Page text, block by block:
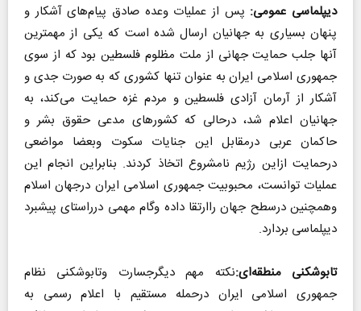
دیپلماسی عمومی: پس از عملیات وعده صادق پیام‌های آشکار و
پنهان بسیاری به جهانیان ارسال شده است که یکی از مهمترین
آنها جلب حمایت جهانی از ملت مظلوم فلسطین بود که از سوی
جمهوری اسلامی ایران به عنوان تنها کشوری که به صورت جدی و
آشکار از آرمان آزادی فلسطین و مردم غزه حمایت می‌کند، به
جهانیان اعلام شد، درحالی که کشورهای مدعی حقوق بشر و
حاکمان عربی درمقابل این جنایات سکوت وبعضا مواضعی
درحمایت ازاین رژیم نامشروع اتخاذ کردند. بنابراین انجام این
عملیات توانست، محبوبیت جمهوری اسلامی ایران درجهان اسلام
وهمچنین درسطح جهان راارتقا داده وگام مهمی درراستای پیشبرد
دیپلماسی بردارد.
تابوشکنی منطقه‌ای:نکته مهم دیگرجسارت وتابوشکنی نظام
جمهوری اسلامی ایران درحمله مستقیم با اعلام رسمی به